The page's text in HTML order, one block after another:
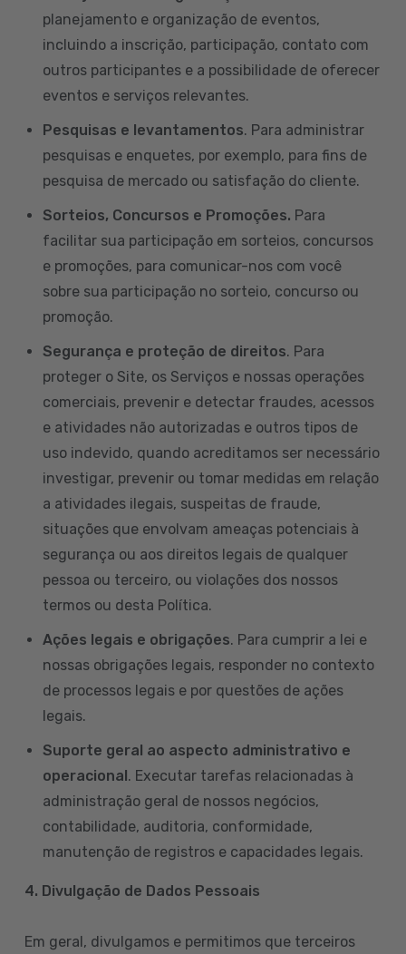
planejamento e organização de eventos,
incluindo a inscrição, participação, contato com
outros participantes e a possibilidade de oferecer
eventos e serviços relevantes.
Pesquisas e levantamentos. Para administrar
pesquisas e enquetes, por exemplo, para fins de
pesquisa de mercado ou satisfação do cliente.
Sorteios, Concursos e Promoções. Para
facilitar sua participação em sorteios, concursos
e promoções, para comunicar-nos com você
sobre sua participação no sorteio, concurso ou
promoção.
Segurança e proteção de direitos. Para
proteger o Site, os Serviços e nossas operações
comerciais, prevenir e detectar fraudes, acessos
e atividades não autorizadas e outros tipos de
uso indevido, quando acreditamos ser necessário
investigar, prevenir ou tomar medidas em relação
a atividades ilegais, suspeitas de fraude,
situações que envolvam ameaças potenciais à
segurança ou aos direitos legais de qualquer
pessoa ou terceiro, ou violações dos nossos
termos ou desta Política.
Ações legais e obrigações. Para cumprir a lei e
nossas obrigações legais, responder no contexto
de processos legais e por questões de ações
legais.
Suporte geral ao aspecto administrativo e
operacional. Executar tarefas relacionadas à
administração geral de nossos negócios,
contabilidade, auditoria, conformidade,
manutenção de registros e capacidades legais.
4. Divulgação de Dados Pessoais
Em geral, divulgamos e permitimos que terceiros